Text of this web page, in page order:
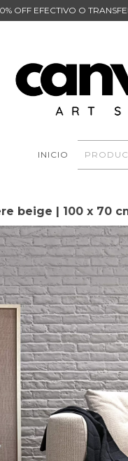
OFF EFECTIVO O
INICIO
beige | 100 x 70